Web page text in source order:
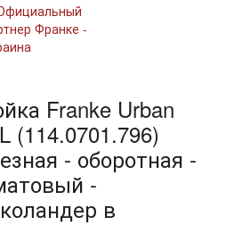
Franke Urban
(114.0701.796)
- оборотная -
-
в